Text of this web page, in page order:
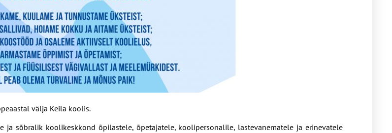
välja Keila koolis.
ja sõbralik koolikeskkond õpilastele, õpetajatele, koolipersonalile, lastevanematele ja erinevatele